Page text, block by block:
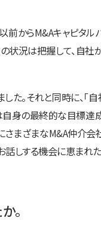
前からM&Aキャピタ
状況は把握して、自
た。それと同時に、
自身の最終的な目標
さまざまなM&A仲介
しする機会に恵まれ
。